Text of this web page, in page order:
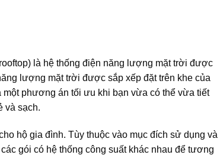
là hệ thống điện năng lượng mặt trời được
lượng mặt trời được sắp xếp đặt trên khe của
phương án tối ưu khi bạn vừa có thể vừa tiết
và sạch.
hộ gia đình. Tùy thuộc vào mục đích sử dụng và
gói có hệ thống công suất khác nhau để tương